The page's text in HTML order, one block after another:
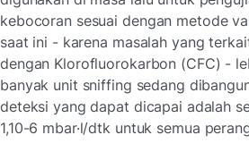
kebocoran sesuai dengan metode
saat ini - karena masalah yang
dengan Klorofluorokarbon (CFC) -
banyak unit sniffing sedang
deteksi yang dapat dicapai adalah
1,10-6 mbar·l/dtk untuk semua